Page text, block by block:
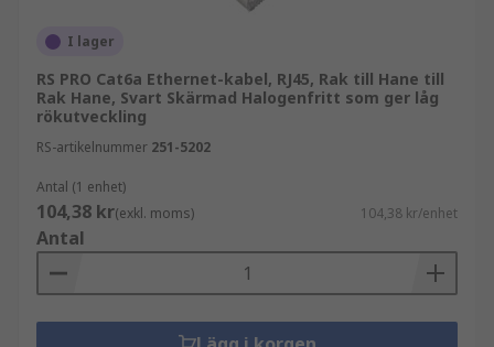
minska störningar med skärmade alternativ
säkerställa tillförlitlig anslutning
stödja olika nätverksstandarder
Ethernet-kablar används ofta i:
kontors- och företagsnätverk
datacenter och servermiljöer
industriella system och automation
hemnätverk och IT-installationer
I lager
RS PRO Cat6a Ethernet-kabel, RJ45, Rak till Hane till
Rak Hane, Svart Skärmad Halogenfritt som ger låg
rökutveckling
RS-artikelnummer 251-5202
Antal (1 enhet)
104,38 kr(exkl. moms) 104,38 kr/enhet
Antal